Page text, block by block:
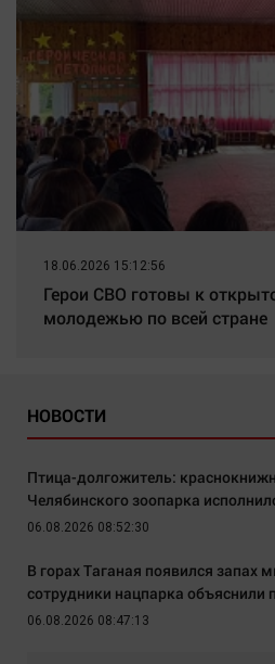
18.06.2026 15:12:56
Герои СВО готовы к
молодежью по всей стране
НОВОСТИ
Птица-долгожитель:
Челябинского зоопарка
06.08.2026 08:52:30
В горах Таганая появился запах
сотрудники нацпарка объяснили
06.08.2026 08:47:13